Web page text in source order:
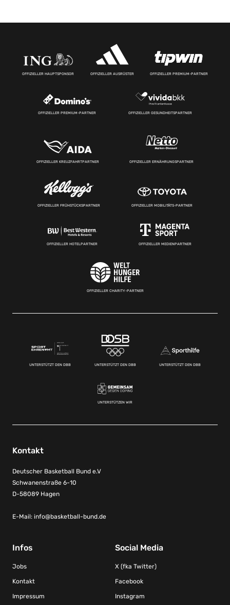
OFFIZIELLER HAUPTSPONSOR OFFIZIELLER AUSRÜSTER OFFIZIELLER PREMIUM-PARTNER
OFFIZIELLER PREMIUM-PARTNER OFFIZIELLER GESUNDHEITSPARTNER
OFFIZIELLER KREUZFAHRTPARTNER OFFIZIELLER ERNÄHRUNGSPARTNER
OFFIZIELLER FRÜHSTÜCKSPARTNER OFFIZIELLER MOBILITÄTS-PARTNER
OFFIZIELLER HOTELPARTNER OFFIZIELLER MEDIENPARTNER
OFFIZIELLER CHARITY-PARTNER
UNTERSTÜTZT DEN DBB UNTERSTÜTZT DEN DBB UNTERSTÜTZT DEN DBB
UNTERSTÜTZEN WIR
Kontakt
Deutscher Basketball Bund e.V
Schwanenstraße 6-10
D-58089 Hagen
E-Mail: info@basketball-bund.de
Infos
Jobs
Kontakt
Impressum
Social Media
X (fka Twitter)
Facebook
Instagram